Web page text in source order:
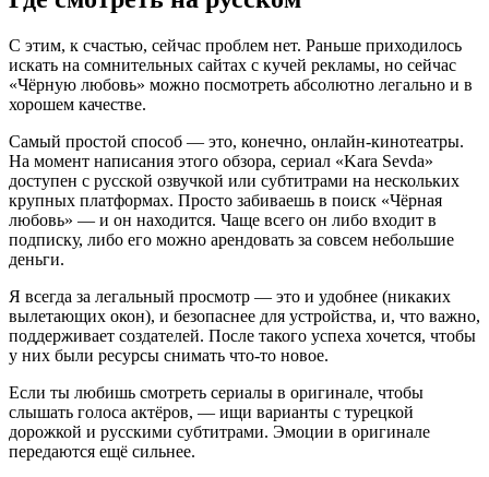
С этим, к счастью, сейчас проблем нет. Раньше приходилось
искать на сомнительных сайтах с кучей рекламы, но сейчас
«Чёрную любовь» можно посмотреть абсолютно легально и в
хорошем качестве.
Самый простой способ — это, конечно, онлайн-кинотеатры.
На момент написания этого обзора, сериал «Kara Sevda»
доступен с русской озвучкой или субтитрами на нескольких
крупных платформах. Просто забиваешь в поиск «Чёрная
любовь» — и он находится. Чаще всего он либо входит в
подписку, либо его можно арендовать за совсем небольшие
деньги.
Я всегда за легальный просмотр — это и удобнее (никаких
вылетающих окон), и безопаснее для устройства, и, что важно,
поддерживает создателей. После такого успеха хочется, чтобы
у них были ресурсы снимать что-то новое.
Если ты любишь смотреть сериалы в оригинале, чтобы
слышать голоса актёров, — ищи варианты с турецкой
дорожкой и русскими субтитрами. Эмоции в оригинале
передаются ещё сильнее.